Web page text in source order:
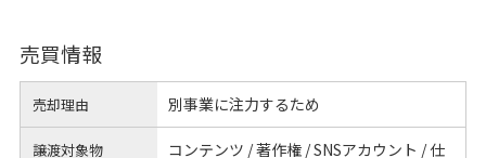
売買情報
売却理由 別事業に注力するため
譲渡対象物
コンテンツ / 著作権 / SNSアカウント / 仕